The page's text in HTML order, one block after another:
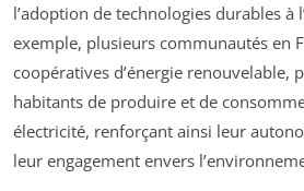
l’adoption de technologies durables à
exemple, plusieurs communautés en
coopératives d’énergie renouvelable,
habitants de produire et de
électricité, renforçant ainsi leur
leur engagement envers